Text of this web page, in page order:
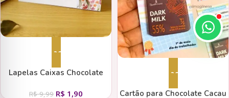
Adicionar ao carrinho
Lapelas Caixas Chocolate
R$9,99 R$ 1,90
Adicionar ao carrinho
Cartão para Chocolate Cacau